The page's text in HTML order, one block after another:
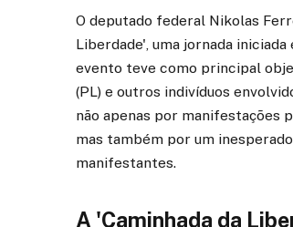
O deputado federal Nikolas
Liberdade', uma jornada
evento teve como principal
(PL) e outros indivíduos
não apenas por manifestações
mas também por um
manifestantes.
A 'Caminhada da